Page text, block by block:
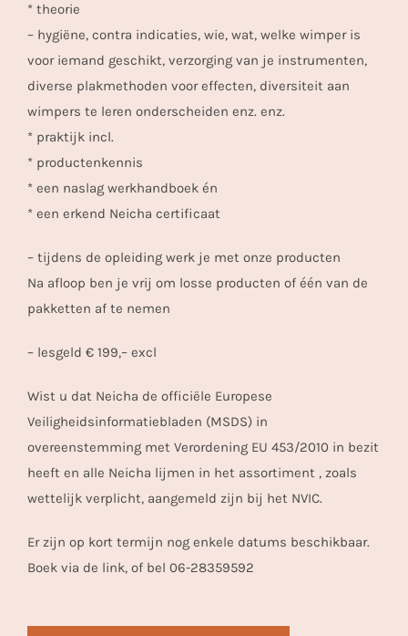
* theorie
– hygiëne, contra indicaties, wie, wat, welke wimper is
voor iemand geschikt, verzorging van je instrumenten,
diverse plakmethoden voor effecten, diversiteit aan
wimpers te leren onderscheiden enz. enz.
* praktijk incl.
* productenkennis
* een naslag werkhandboek én
* een erkend Neicha certificaat
– tijdens de opleiding werk je met onze producten
Na afloop ben je vrij om losse producten of één van de
pakketten af te nemen
– lesgeld € 199,– excl
Wist u dat Neicha de officiële Europese
Veiligheidsinformatiebladen (MSDS) in
overeenstemming met Verordening EU 453/2010 in bezit
heeft en alle Neicha lijmen in het assortiment , zoals
wettelijk verplicht, aangemeld zijn bij het NVIC.
Er zijn op kort termijn nog enkele datums beschikbaar.
Boek via de link, of bel 06-28359592